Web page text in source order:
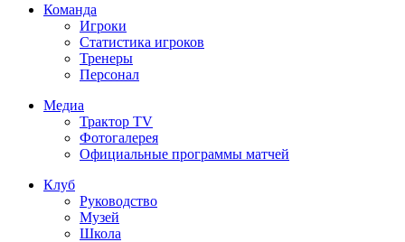
Команда
Игроки
Статистика игроков
Тренеры
Персонал
Медиа
Трактор TV
Фотогалерея
Официальные программы матчей
Клуб
Руководство
Музей
Школа